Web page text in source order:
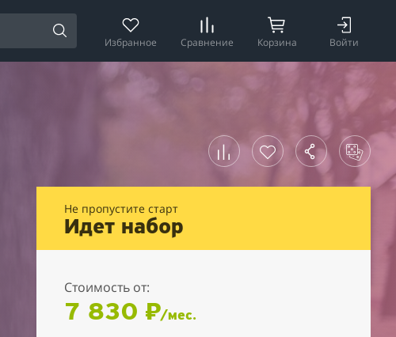
Избранное Сравнение Корзина Войти
Не пропустите старт
Идет набор
Стоимость от:
7 830 ₽/мес.